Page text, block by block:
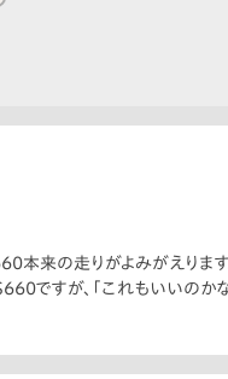
本来の走りがよみがえります
ですが、「これもいいのかな